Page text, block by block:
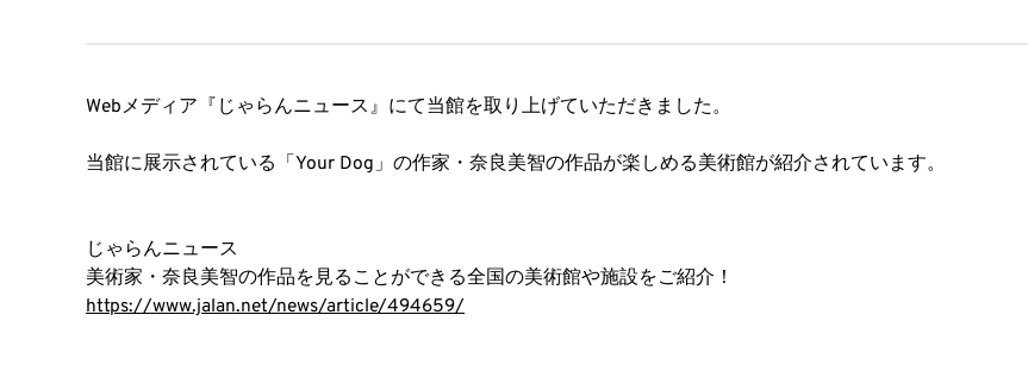
Webメディア『じゃらんニュース』にて当館を取り上げていただきました。
当館に展示されている「Your Dog」の作家・奈良美智の作品が楽しめる美術館が紹介されています。
じゃらんニュース
美術家・奈良美智の作品を見ることができる全国の美術館や施設をご紹介！
https://www.jalan.net/news/article/494659/